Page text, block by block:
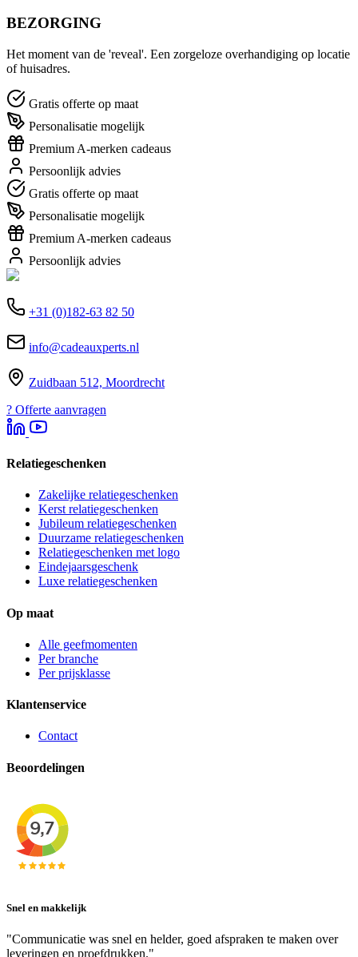
BEZORGING
Het moment van de 'reveal'. Een zorgeloze overhandiging op locatie
of huisadres.
Gratis offerte op maat
Personalisatie mogelijk
Premium A-merken cadeaus
Persoonlijk advies
Gratis offerte op maat
Personalisatie mogelijk
Premium A-merken cadeaus
Persoonlijk advies
+31 (0)182-63 82 50
info@cadeauxperts.nl
Zuidbaan 512, Moordrecht
? Offerte aanvragen
Relatiegeschenken
Zakelijke relatiegeschenken
Kerst relatiegeschenken
Jubileum relatiegeschenken
Duurzame relatiegeschenken
Relatiegeschenken met logo
Eindejaarsgeschenk
Luxe relatiegeschenken
Op maat
Alle geefmomenten
Per branche
Per prijsklasse
Klantenservice
Contact
Beoordelingen
Snel en makkelijk
"Communicatie was snel en helder, goed afspraken te maken over
leveringen en proefdrukken."